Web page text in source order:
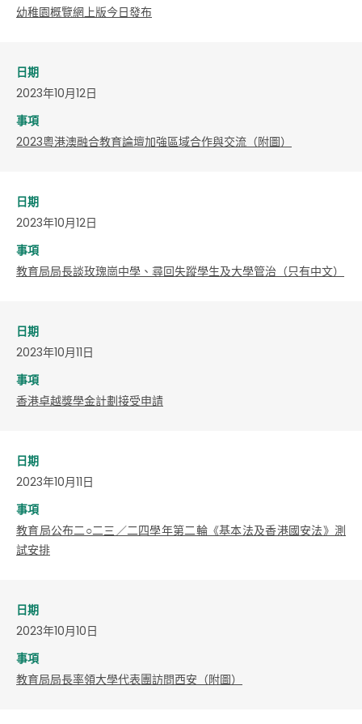
幼稚園概覽網上版今日發布
日期
2023年10月12日
事項
2023粵港澳融合教育論壇加強區域合作與交流（附圖）
日期
2023年10月12日
事項
教育局局長談玫瑰崗中學、尋回失蹤學生及大學管治（只有中文）
日期
2023年10月11日
事項
​香港卓越獎學金計劃接受申請
日期
2023年10月11日
事項
教育局公布二○二三／二四學年第二輪《基本法及香港國安法》測
試安排
日期
2023年10月10日
事項
教育局局長率領大學代表團訪問西安（附圖）